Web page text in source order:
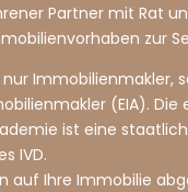
– Miete
Partner mit Rat
zur
Immobilienmakler,
(EIA). Die
ist eine
IVD.
auf Ihre Immobilie